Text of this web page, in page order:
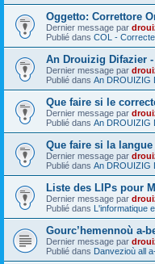
Oggetto: Correttore
Dernier message par
Publié dans COL -
An Drouizig Difazier -
Dernier message par
Publié dans An DROUIZIG
Que faire si le
Dernier message par
Publié dans An DROUIZIG
Que faire si la
Dernier message par
Publié dans An DROUIZIG
Liste des LIPs pour
Dernier message par
Publié dans L'informatique
Gourc’hemennoù a-
Dernier message par
Publié dans Danvezioù all